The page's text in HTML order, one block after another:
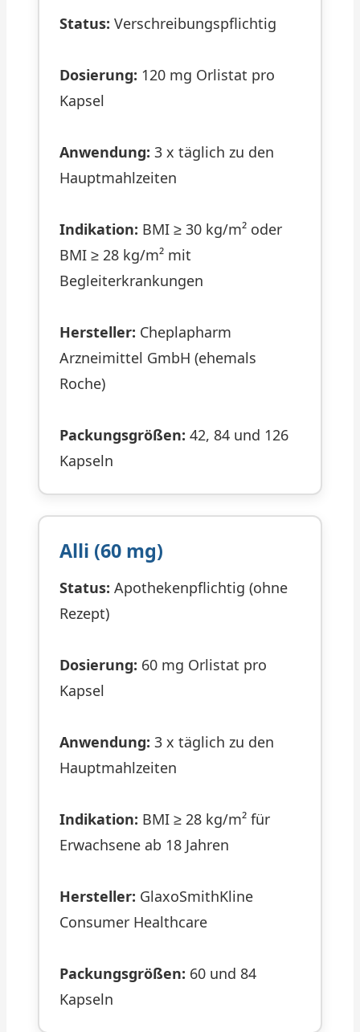
Status: Verschreibungspflichtig
Dosierung: 120 mg Orlistat pro
Kapsel
Anwendung: 3 x täglich zu den
Hauptmahlzeiten
Indikation: BMI ≥ 30 kg/m² oder
BMI ≥ 28 kg/m² mit
Begleiterkrankungen
Hersteller: Cheplapharm
Arzneimittel GmbH (ehemals
Roche)
Packungsgrößen: 42, 84 und 126
Kapseln
Alli (60 mg)
Status: Apothekenpflichtig (ohne
Rezept)
Dosierung: 60 mg Orlistat pro
Kapsel
Anwendung: 3 x täglich zu den
Hauptmahlzeiten
Indikation: BMI ≥ 28 kg/m² für
Erwachsene ab 18 Jahren
Hersteller: GlaxoSmithKline
Consumer Healthcare
Packungsgrößen: 60 und 84
Kapseln